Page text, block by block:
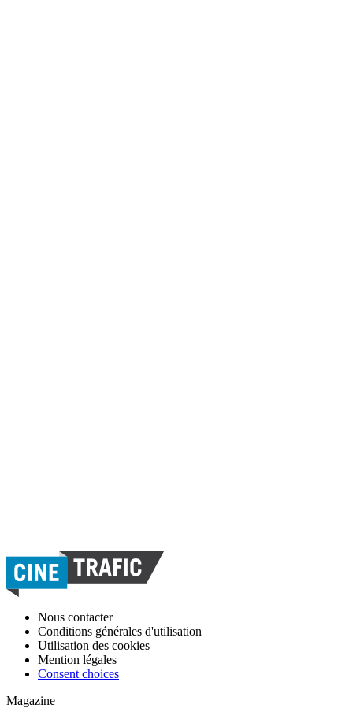
Nous contacter
Conditions générales d'utilisation
Utilisation des cookies
Mention légales
Consent choices
Magazine